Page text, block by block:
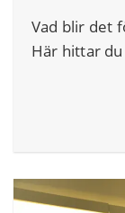
Vad blir det
Här hittar